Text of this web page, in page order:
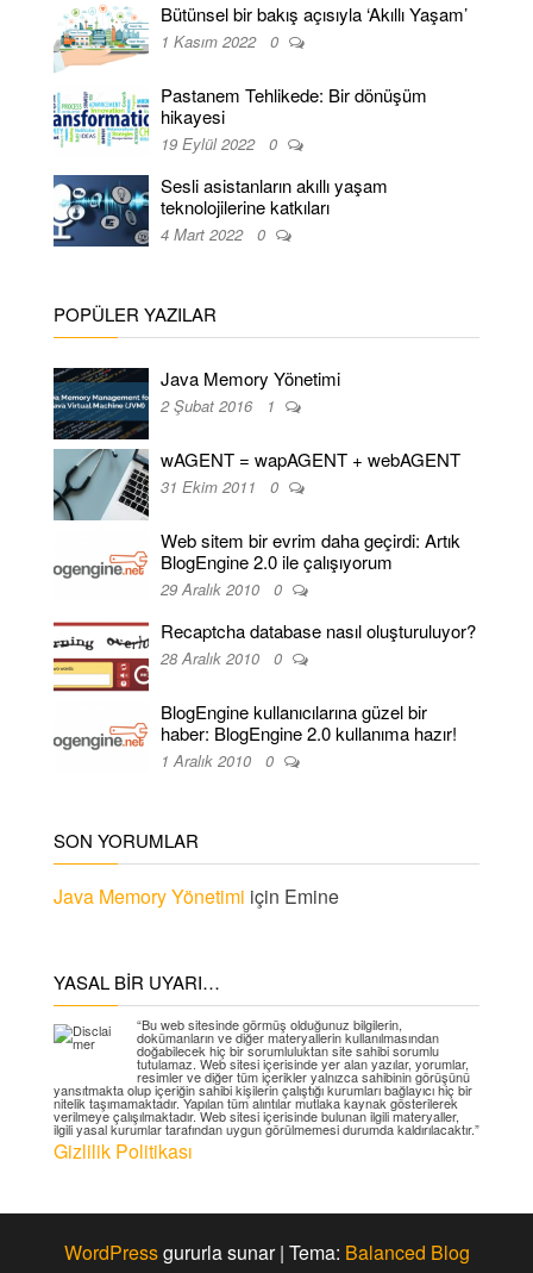
Bütünsel bir bakış açısıyla ‘Akıllı Yaşam’
1 Kasım 2022 0
Pastanem Tehlikede: Bir dönüşüm
hikayesi
19 Eylül 2022 0
Sesli asistanların akıllı yaşam
teknolojilerine katkıları
4 Mart 2022 0
POPÜLER YAZILAR
Java Memory Yönetimi
2 Şubat 2016 1
wAGENT = wapAGENT + webAGENT
31 Ekim 2011 0
Web sitem bir evrim daha geçirdi: Artık
BlogEngine 2.0 ile çalışıyorum
29 Aralık 2010 0
Recaptcha database nasıl oluşturuluyor?
28 Aralık 2010 0
BlogEngine kullanıcılarına güzel bir
haber: BlogEngine 2.0 kullanıma hazır!
1 Aralık 2010 0
SON YORUMLAR
Java Memory Yönetimi için Emine
YASAL BIR UYARI…
“Bu web sitesinde görmüş olduğunuz bilgilerin,
dokümanların ve diğer materyallerin kullanılmasından
doğabilecek hiç bir sorumluluktan site sahibi sorumlu
tutulamaz. Web sitesi içerisinde yer alan yazılar, yorumlar,
resimler ve diğer tüm içerikler yalnızca sahibinin görüşünü
yansıtmakta olup içeriğin sahibi kişilerin çalıştığı kurumları bağlayıcı hiç bir
nitelik taşımamaktadır. Yapılan tüm alıntılar mutlaka kaynak gösterilerek
verilmeye çalışılmaktadır. Web sitesi içerisinde bulunan ilgili materyaller,
ilgili yasal kurumlar tarafından uygun görülmemesi durumda kaldırılacaktır.”
Gizlilik Politikası
WordPressgururla sunar| Tema: Balanced Blog